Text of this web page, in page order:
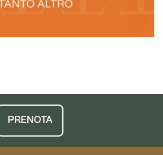
PRENOTA